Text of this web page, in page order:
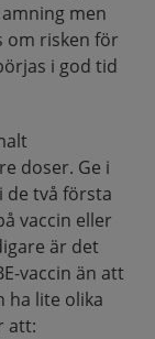
men
om risken för
i god tid
doser. Ge i
de två första
vaccin eller
är det
vaccin än att
ha lite olika
att: